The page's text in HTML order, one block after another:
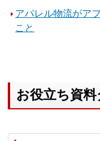
アパレル物流がア
こと
お役立ち資